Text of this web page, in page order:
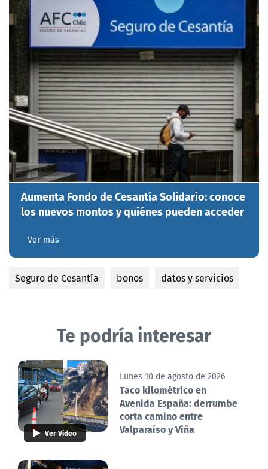
Aumenta Fondo de Cesantía Solidario: conoce
los nuevos montos y quiénes pueden acceder
Ver más
Seguro de Cesantía bonos datos y servicios
Te podría interesar
Ver Video
Lunes 10 de agosto de 2026
Taco kilométrico en
Avenida España: derrumbe
corta camino entre
Valparaíso y Viña